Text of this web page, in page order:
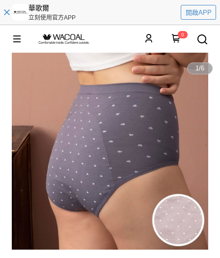
華歌爾
立刻使用官方APP
開啟APP
0
1/6